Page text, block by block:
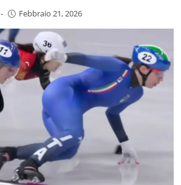
- Febbraio 21, 2026